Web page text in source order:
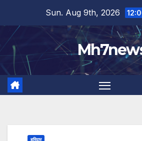
content
Sun. Aug 9th, 2026
हरिद्वार